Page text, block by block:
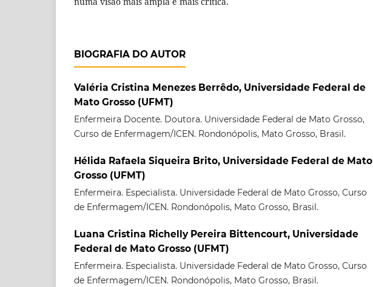
BIOGRAFIA DO AUTOR
Valéria Cristina Menezes Berrêdo, Universidade Federal de
Mato Grosso (UFMT)
Enfermeira Docente. Doutora. Universidade Federal de Mato Grosso,
Curso de Enfermagem/ICEN. Rondonópolis, Mato Grosso, Brasil.
Hélida Rafaela Siqueira Brito, Universidade Federal de Mato
Grosso (UFMT)
Enfermeira. Especialista. Universidade Federal de Mato Grosso, Curso
de Enfermagem/ICEN. Rondonópolis, Mato Grosso, Brasil.
Luana Cristina Richelly Pereira Bittencourt, Universidade
Federal de Mato Grosso (UFMT)
Enfermeira. Especialista. Universidade Federal de Mato Grosso, Curso
de Enfermagem/ICEN. Rondonópolis, Mato Grosso, Brasil.